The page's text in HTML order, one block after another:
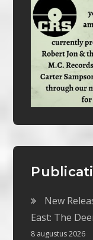
New
East: The
8 augustus 2026